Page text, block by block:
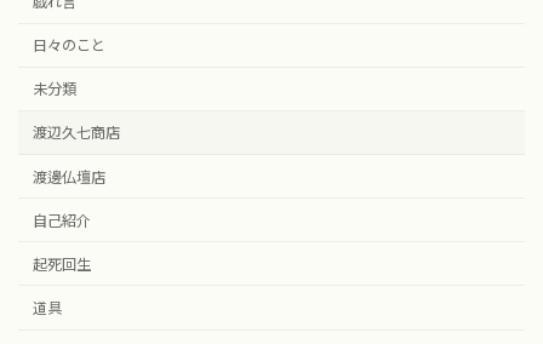
日々のこと
未分類
渡辺久七商店
渡邊仏壇店
自己紹介
起死回生
道具